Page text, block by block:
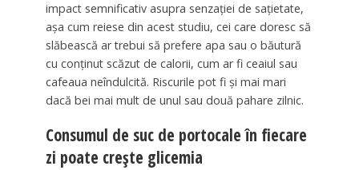
impact semnificativ asupra senzației de sațietate,
așa cum reiese din acest studiu, cei care doresc să
slăbească ar trebui să prefere apa sau o băutură
cu conținut scăzut de calorii, cum ar fi ceaiul sau
cafeaua neîndulcită. Riscurile pot fi și mai mari
dacă bei mai mult de unul sau două pahare zilnic.
Consumul de suc de portocale în fiecare
zi poate crește glicemia